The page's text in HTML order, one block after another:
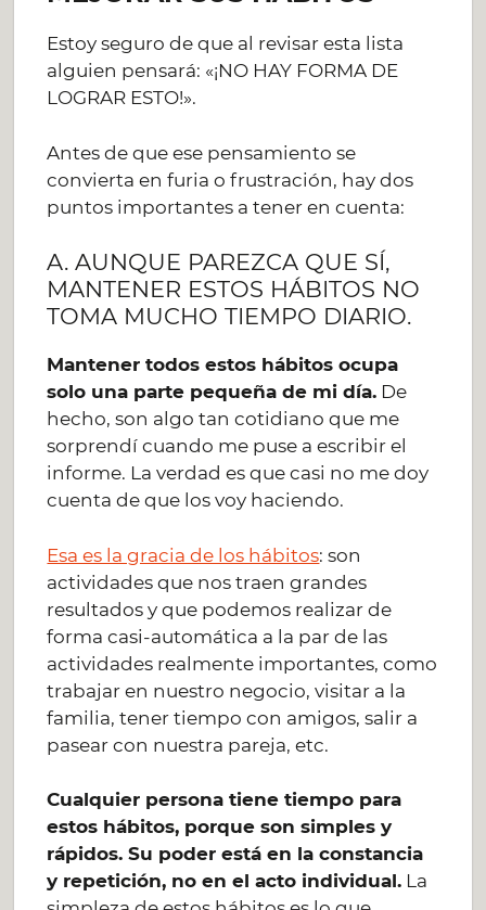
Estoy seguro de que al revisar esta lista
alguien pensará: «¡NO HAY FORMA DE
LOGRAR ESTO!».
Antes de que ese pensamiento se
convierta en furia o frustración, hay dos
puntos importantes a tener en cuenta:
A. AUNQUE PAREZCA QUE SÍ,
MANTENER ESTOS HÁBITOS NO
TOMA MUCHO TIEMPO DIARIO.
Mantener todos estos hábitos ocupa
solo una parte pequeña de mi día. De
hecho, son algo tan cotidiano que me
sorprendí cuando me puse a escribir el
informe. La verdad es que casi no me doy
cuenta de que los voy haciendo.
Esa es la gracia de los hábitos: son
actividades que nos traen grandes
resultados y que podemos realizar de
forma casi-automática a la par de las
actividades realmente importantes, como
trabajar en nuestro negocio, visitar a la
familia, tener tiempo con amigos, salir a
pasear con nuestra pareja, etc.
Cualquier persona tiene tiempo para
estos hábitos, porque son simples y
rápidos. Su poder está en la constancia
y repetición, no en el acto individual. La